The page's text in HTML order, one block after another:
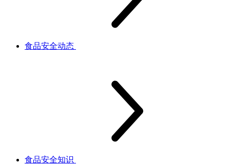
食品安全动态
食品安全知识